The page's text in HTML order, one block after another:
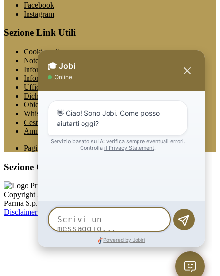
Facebook
Instagram
Sezione Link Utili
Cookie policy
Note legali
Informativa Privacy
Informativa Privacy chatbot Jobi
Ufficio Relazioni con il Pubblico
Dichiarazione di accessibilità
Obiettivi di accessibilità
Whistleblowing
Gestione consensi cookie
Amministrazione trasparente
Pagina visualizzata523volte
Sezione Copyright
Copyright 2026 | Engineered and powered by Gruppo Spaggiari
Parma S.p.A. | Divisione Publishing & New Social Media
Disclaimer trattamento dati personali